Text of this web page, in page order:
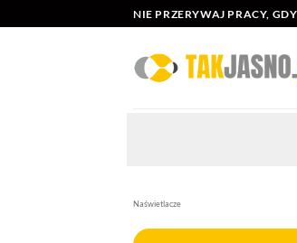
do
NIE PRZERYWAJ PRACY,
Naświetlacze